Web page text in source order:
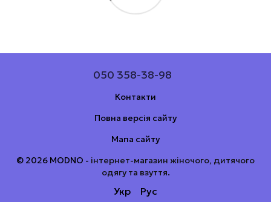
050 358-38-98
Контакти
Повна версія сайту
Мапа сайту
© 2026 MODNO - інтернет-магазин жіночого, дитячого
одягу та взуття.
Укр Рус